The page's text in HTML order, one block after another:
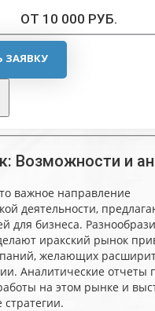
ОТ 10 000 РУБ.
ЗАЯВКУ
Возможности и
важное направление
деятельности,
для бизнеса.
иракский рынок
желающих
Аналитические отчеты
на этом рынке и